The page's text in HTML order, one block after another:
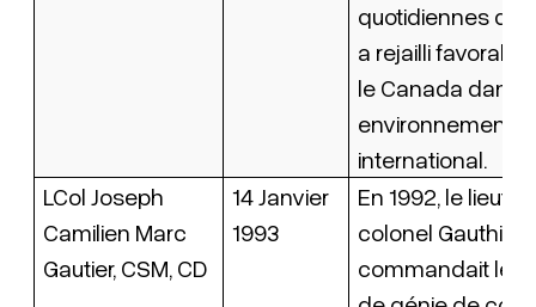
quotidiennes de
a rejailli
le Canada dans
environnement
international.
LCol Joseph
Camilien Marc
Gautier, CSM, CD
14 Janvier
1993
En 1992, le
colonel Gauthier
commandait le